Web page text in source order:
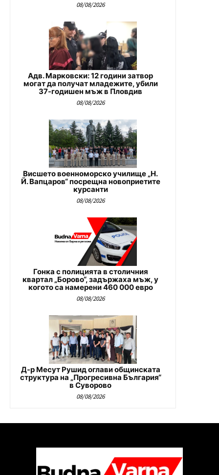
08/08/2026
Адв. Марковски: 12 години затвор
могат да получат младежите, убили
37-годишен мъж в Пловдив
08/08/2026
Висшето военноморско училище „Н.
Й. Вапцаров“ посрещна новоприетите
курсанти
08/08/2026
Гонка с полицията в столичния
квартал „Борово“, задържаха мъж, у
когото са намерени 460 000 евро
08/08/2026
Д-р Месут Рушид оглави общинската
структура на „Прогресивна България“
в Суворово
08/08/2026